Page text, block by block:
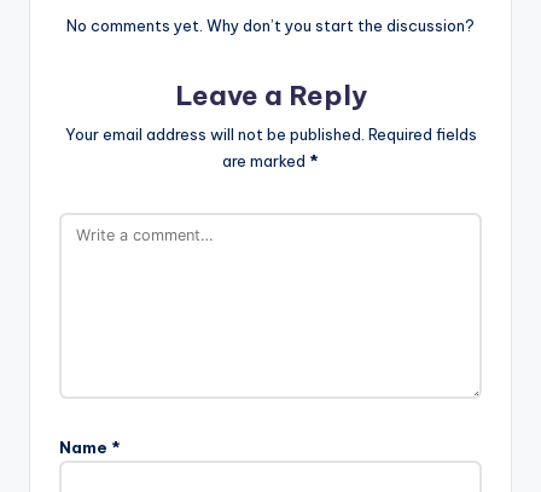
No comments yet. Why don’t you start the discussion?
Leave a Reply
Your email address will not be published. Required fields
are marked *
Name *